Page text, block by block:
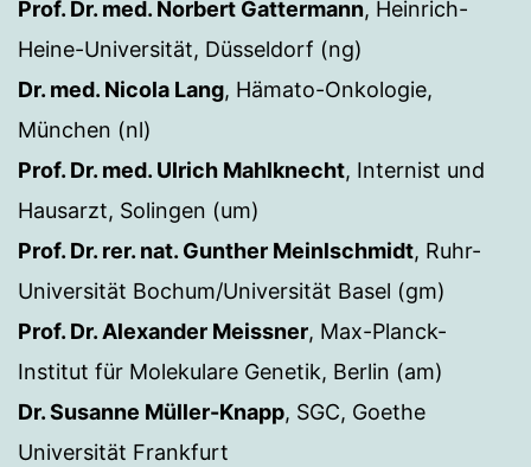
Prof. Dr. med. Norbert Gattermann, Heinrich-
Heine-Universität, Düsseldorf (ng)
Dr. med. Nicola Lang, Hämato-Onkologie,
München (nl)
Prof. Dr. med. Ulrich Mahlknecht, Internist und
Hausarzt, Solingen (um)
Prof. Dr. rer. nat. Gunther Meinlschmidt, Ruhr-
Universität Bochum/Universität Basel (gm)
Prof. Dr. Alexander Meissner, Max-Planck-
Institut für Molekulare Genetik, Berlin (am)
Dr. Susanne Müller-Knapp, SGC, Goethe
Universität Frankfurt